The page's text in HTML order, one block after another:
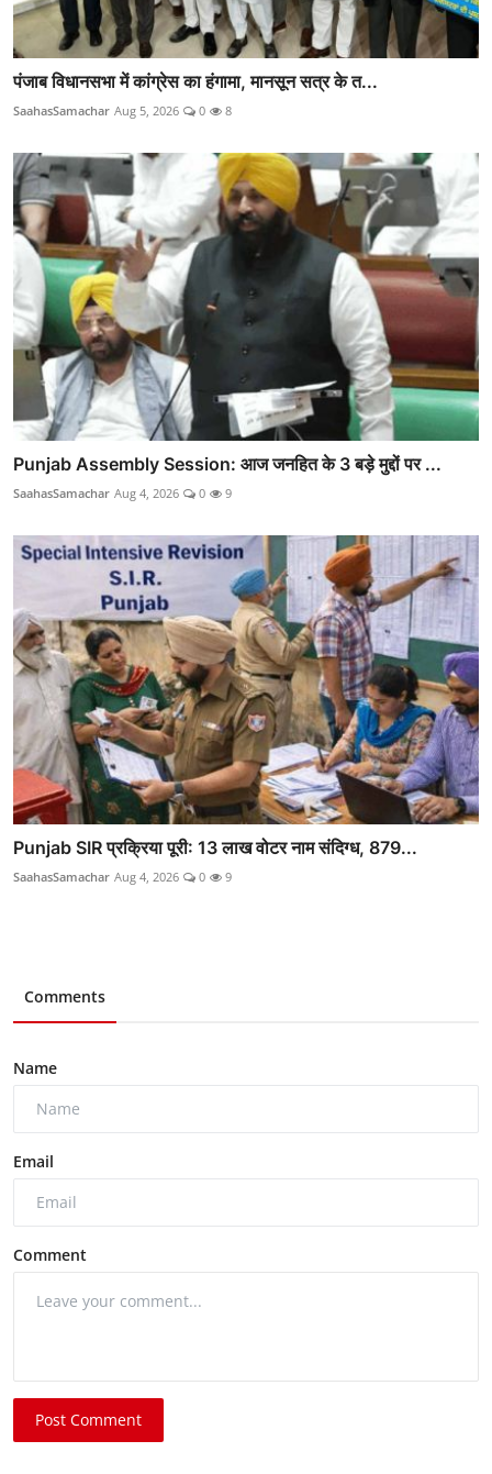
पंजाब विधानसभा में कांग्रेस का हंगामा, मानसून सत्र के त...
SaahasSamachar Aug 5, 2026 0 8
Punjab Assembly Session: आज जनहित के 3 बड़े मुद्दों पर ...
SaahasSamachar Aug 4, 2026 0 9
Punjab SIR प्रक्रिया पूरी: 13 लाख वोटर नाम संदिग्ध, 879...
SaahasSamachar Aug 4, 2026 0 9
Comments
Name
Email
Comment
Post Comment